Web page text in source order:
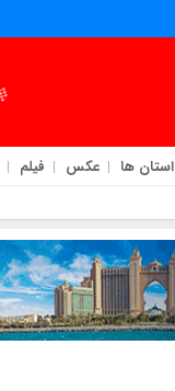
استان ها عکس فیلم